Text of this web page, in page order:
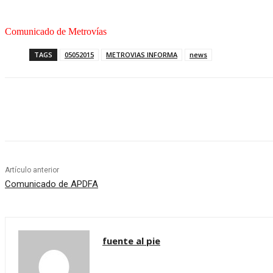
Comunicado de Metrovías
TAGS 05052015 METROVIAS INFORMA news
Artículo anterior
Comunicado de APDFA
fuente al pie